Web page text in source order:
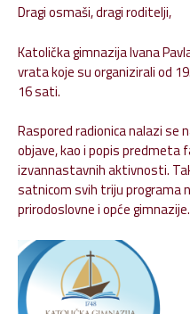
Dragi osmaši, dragi roditelji,
Katolička gimnazija Ivana
vrata koje su organizirali od
16 sati.
Raspored radionica nalazi se
objave, kao i popis
izvannastavnih aktivnosti.
satnicom svih triju programa
prirodoslovne i opće gimnazije.